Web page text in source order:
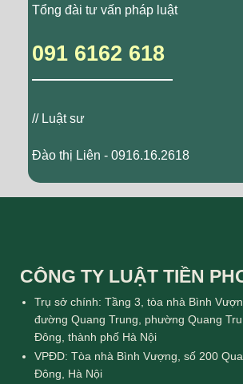
Tổng đài tư vấn pháp luật
091 6162 618
// Luật sư
Đào thị Liên - 0916.16.2618
CÔNG TY LUẬT TIỀN
Trụ sở chính: Tầng 3, tòa nhà Bình
đường Quang Trung, phường Quang
Đông, thành phố Hà Nội
VPĐD: Tòa nhà Bình Vượng, số 200
Đông, Hà Nội